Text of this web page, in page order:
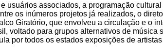
usuários associados, a programação
os inúmeros projetos já realizados, o
Giratório, que envolveu a circulação e o
voltado para grupos alternativos de música
por todos os estados exposições de